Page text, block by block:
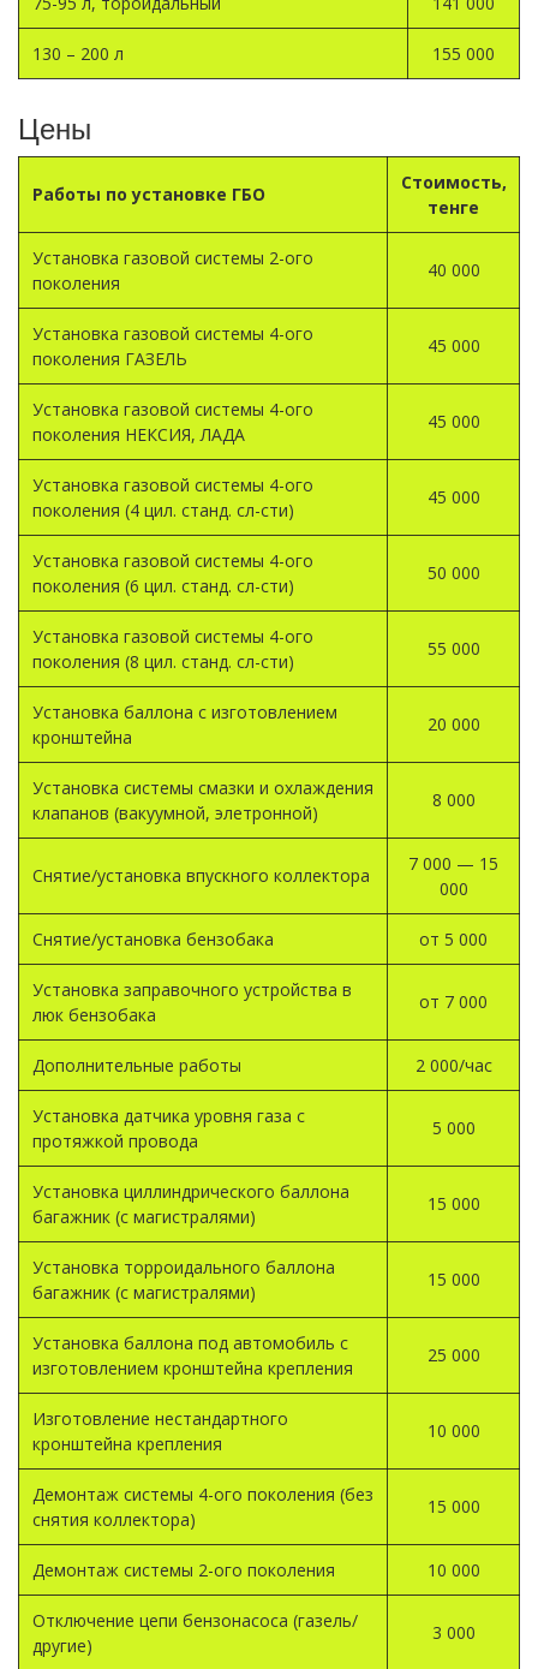
130 – 200 л 155 000
Цены
Работы по установке ГБО
Стоимость,
тенге
Установка газовой системы 2-ого
поколения
40 000
Установка газовой системы 4-ого
поколения ГАЗЕЛЬ
45 000
Установка газовой системы 4-ого
поколения НЕКСИЯ, ЛАДА
45 000
Установка газовой системы 4-ого
поколения (4 цил. станд. сл-сти)
45 000
Установка газовой системы 4-ого
поколения (6 цил. станд. сл-сти)
50 000
Установка газовой системы 4-ого
поколения (8 цил. станд. сл-сти)
55 000
Установка баллона с изготовлением
кронштейна
20 000
Установка системы смазки и охлаждения
клапанов (вакуумной, элетронной)
8 000
Снятие/установка впускного коллектора
7 000 — 15
000
Снятие/установка бензобака от 5 000
Установка заправочного устройства в
люк бензобака
от 7 000
Дополнительные работы 2 000/час
Установка датчика уровня газа с
протяжкой провода
5 000
Установка циллиндрического баллона
багажник (с магистралями)
15 000
Установка торроидального баллона
багажник (с магистралями)
15 000
Установка баллона под автомобиль с
изготовлением кронштейна крепления
25 000
Изготовление нестандартного
кронштейна крепления
10 000
Демонтаж системы 4-ого поколения (без
снятия коллектора)
15 000
Демонтаж системы 2-ого поколения 10 000
Отключение цепи бензонасоса (газель/
другие)
3 000